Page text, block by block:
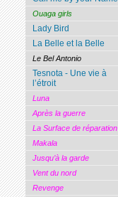
Ouaga girls
Lady Bird
La Belle et la Belle
Le Bel Antonio
Tesnota - Une vie à
l’étroit
Luna
Après la guerre
La Surface de réparation
Makala
Jusqu’à la garde
Vent du nord
Revenge